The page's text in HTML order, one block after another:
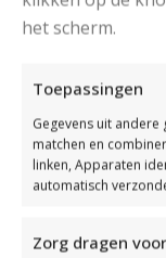
het scherm.
Toepassingen
Gegevens uit
matchen en
linken, Apparaten
automatisch
Zorg dragen